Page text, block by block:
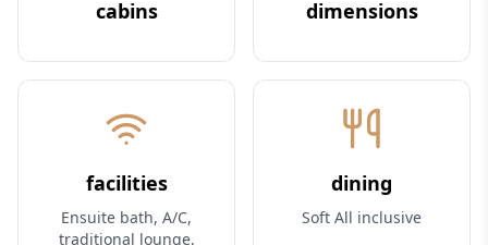
cabins dimensions
facilities
Ensuite bath, A/C,
traditional lounge,
dining
Soft All inclusive